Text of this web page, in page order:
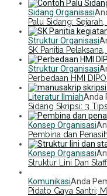
Sidang Organisasi
Palu Sidang: Sejarah,
Struktur Organisasi
SK Panitia
Struktur Organisasi
Perbedaan HMI
Literatur IlmiahAnda
Sidang Skripsi: 3
Konsep Organisasi
Pembina dan
Konsep Organisasi
Struktur Lini Dan
KomunikasiAnda
Pidato Gaya Santri;